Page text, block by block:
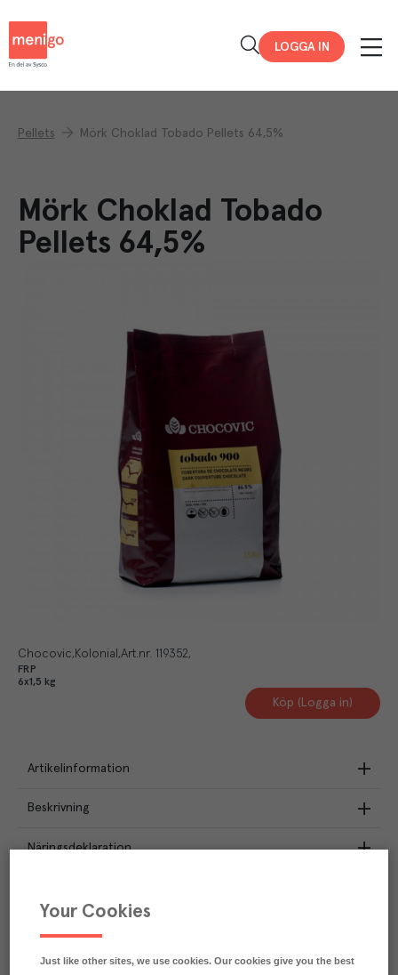
LOGGA IN
Pellets Mörk Choklad Tobado Pellets 64,5%
Mörk Choklad Tobado
Pellets 64,5%
Chocovic Kolonial Art.nr. 119352
FRP
6x1,5 kg
Köp (Logga in)
Artikelinformation
Beskrivning
Näringsdeklaration
CO₂e/kg
Varje kilo av varan påverkar klimatet motsvarande
Läs mer om hur vi beräknar klimatavtryck
Your Cookies
Just like other sites, we use cookies. Our cookies give you the best